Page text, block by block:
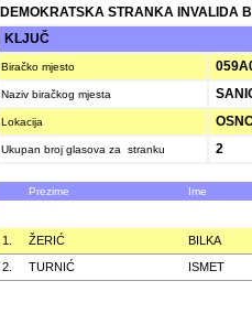
DEMOKRATSKA STRANKA INVALIDA
KLJUČ
Biračko mjesto
Naziv biračkog mjesta
Lokacija
Ukupan broj glasova za stranku 2
Prezime Ime
1. ŽERIĆ
BILKA
2.
TURNIĆ ISMET